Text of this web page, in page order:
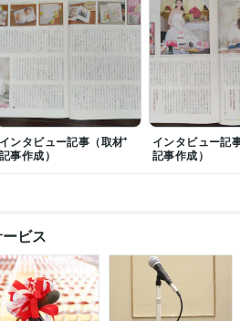
年
年
得年 : 1997年
ング/ホテル観光②金融生活節約
代筆（結
エッセイ、コラム
系 教育 学校 ブライダル 観光
旅行
ジ・パンフレットのライティング
2月
2月
6月
インタビュー記事（取材⁺
記事作成）
インタビュー記
記事作成）
ビス